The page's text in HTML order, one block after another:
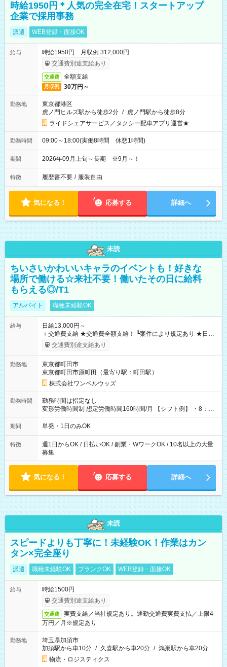
時給1950円＊人気の完全在宅！スタートアップ
企業で採用事務
派遣 WEB登録・面接OK
給与
時給1950円 月収例 312,000円
交通費別途支給あり
交通費 全額支給
月収例 30万円～
勤務地
東京都港区
虎ノ門ヒルズ駅から徒歩2分 / 虎ノ門駅から徒歩8分
ライドシェアサービス／タクシー配車アプリ運営★
勤務時間 09:00～18:00(実働8時間 休憩1時間)
期間 2026年09月上旬～長期 ※9月～！
特徴 履歴書不要 / 服装自由
気になる！ 応募する 詳細へ
未読
ちいさいかわいいキャラのイベントも！好きな
場所で働ける☆来社不要！働いたその日に給料
もらえる◎/T1
アルバイト 職種未経験OK
給与
日給13,000円～
＋交通費支給 ★交通費全額支給！ ┗案件により規定あり ★日払
いOK！（規定あり） ┗働いたその日に現金GET♪ お仕事後はコ
ンビニATMから 日払い分を引き落とせます！ 【試用期間】試
交通費別途支給あり
勤務地
東京都町田市
東京都町田市原町田（最寄り駅：町田駅）
株式会社ワンベルウッズ
勤務時間
勤務時間は指定なし
変形労働時間制 想定労働時間160時間/月 【シフト例】 ・8：00
～21：00
期間 単発・1日のみOK
特徴
週1日からOK / 日払いOK / 副業・WワークOK / 10名以上の大量
募集
気になる！ 応募する 詳細へ
未読
スピードよりも丁寧に！未経験OK！作業はカン
タン×完全座り
派遣 職種未経験OK ブランクOK WEB登録・面接OK
給与
時給1500円
交通費別途支給あり
交通費
実費支給／当社規定あり。通勤交通費実費支払／上限4
万円／月※規定あり
勤務地
埼玉県加須市
加須駅から車10分 / 久喜駅から車20分 / 鴻巣駅から車20分
物流・ロジスティクス